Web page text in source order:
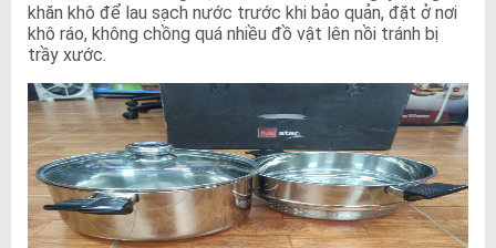
khăn khô để lau sạch nước trước khi bảo quản, đặt ở nơi
khô ráo, không chồng quá nhiều đồ vật lên nồi tránh bị
trầy xước.